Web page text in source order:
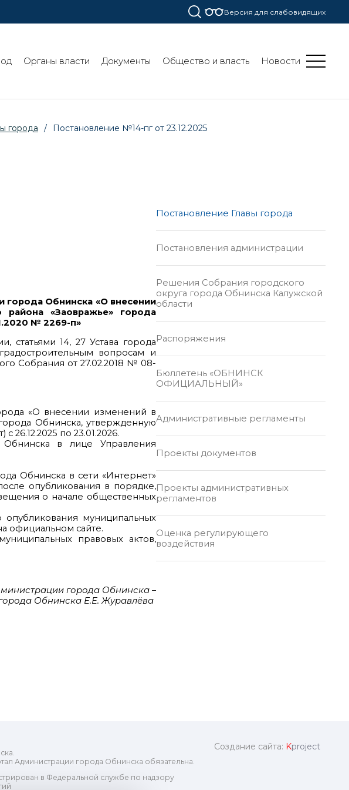
Версия для слабовидящих
Органы власти Документы Общество и власть Новости
города / Постановление №14-пг от 23.12.2025
города Обнинска «О внесении
«Заовражье» города
№ 2269-п»
статьями 14, 27 Устава города
вопросам и
Собрания от 27.02.2018 № 08-
«О внесении изменений в
Обнинска, утвержденную
26.12.2025 по 23.01.2026.
в лице Управления
Обнинска в сети «Интернет»
опубликования в порядке,
о начале общественных
опубликования муниципальных
официальном сайте.
правовых актов,
города Обнинска –
Обнинска Е.Е. Журавлёва
Постановление Главы города
Постановления администрации
Решения Собрания городского
округа города Обнинска Калужской
области
Распоряжения
Бюллетень «ОБНИНСК
ОФИЦИАЛЬНЫЙ»
Административные регламенты
Проекты документов
Проекты административных
регламентов
Оценка регулирующего
воздействия
Администрации города Обнинска обязательна.
в Федеральной службе по надзору
Создание сайта: Kproject